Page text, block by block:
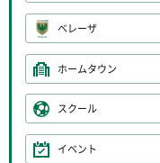
ベレーザ
ホームタウン
スクール
イベント